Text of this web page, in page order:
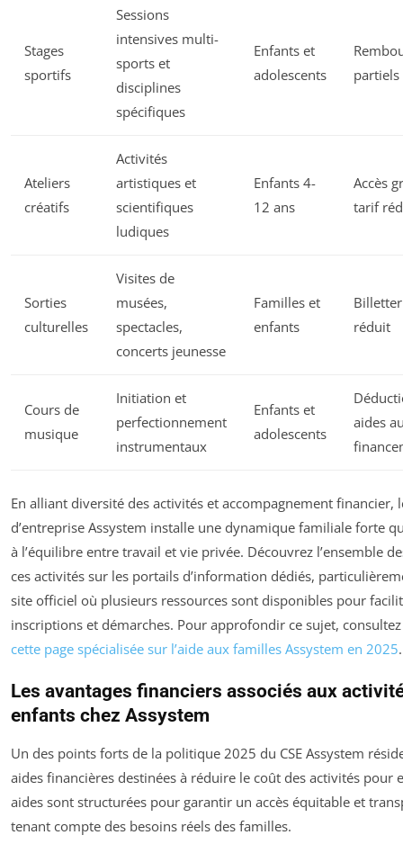
Stages
sportifs
Sessions
intensives multi-
sports et
disciplines
spécifiques
Enfants et
adolescents
partiels
Ateliers
créatifs
Activités
artistiques et
scientifiques
ludiques
Enfants 4-
12 ans
Accès
tarif
Sorties
culturelles
Visites de
musées,
spectacles,
concerts jeunesse
Familles et
enfants
réduit
Cours de
musique
Initiation et
perfectionnement
instrumentaux
Enfants et
adolescents
aides
En alliant diversité des activités et accompagnement financier,
d’entreprise Assystem installe une dynamique familiale forte
à l’équilibre entre travail et vie privée. Découvrez l’ensemble
ces activités sur les portails d’information dédiés,
site officiel où plusieurs ressources sont disponibles pour
inscriptions et démarches. Pour approfondir ce sujet,
cette page spécialisée sur l’aide aux familles Assystem en 2025.
Les avantages financiers associés aux
enfants chez Assystem
Un des points forts de la politique 2025 du CSE Assystem
aides financières destinées à réduire le coût des activités pour
aides sont structurées pour garantir un accès équitable et
tenant compte des besoins réels des familles.